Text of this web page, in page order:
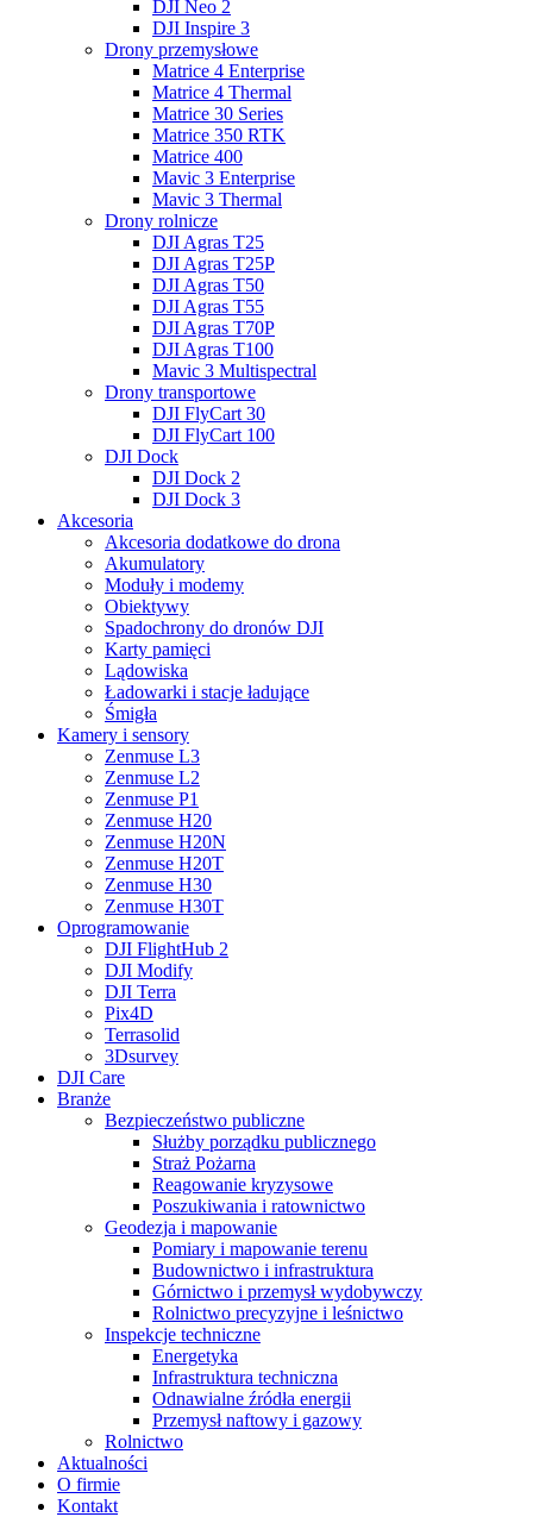
DJI Neo 2
DJI Inspire 3
Drony przemysłowe
Matrice 4 Enterprise
Matrice 4 Thermal
Matrice 30 Series
Matrice 350 RTK
Matrice 400
Mavic 3 Enterprise
Mavic 3 Thermal
Drony rolnicze
DJI Agras T25
DJI Agras T25P
DJI Agras T50
DJI Agras T55
DJI Agras T70P
DJI Agras T100
Mavic 3 Multispectral
Drony transportowe
DJI FlyCart 30
DJI FlyCart 100
DJI Dock
DJI Dock 2
DJI Dock 3
Akcesoria
Akcesoria dodatkowe do drona
Akumulatory
Moduły i modemy
Obiektywy
Spadochrony do dronów DJI
Karty pamięci
Lądowiska
Ładowarki i stacje ładujące
Śmigła
Kamery i sensory
Zenmuse L3
Zenmuse L2
Zenmuse P1
Zenmuse H20
Zenmuse H20N
Zenmuse H20T
Zenmuse H30
Zenmuse H30T
Oprogramowanie
DJI FlightHub 2
DJI Modify
DJI Terra
Pix4D
Terrasolid
3Dsurvey
DJI Care
Branże
Bezpieczeństwo publiczne
Służby porządku publicznego
Straż Pożarna
Reagowanie kryzysowe
Poszukiwania i ratownictwo
Geodezja i mapowanie
Pomiary i mapowanie terenu
Budownictwo i infrastruktura
Górnictwo i przemysł wydobywczy
Rolnictwo precyzyjne i leśnictwo
Inspekcje techniczne
Energetyka
Infrastruktura techniczna
Odnawialne źródła energii
Przemysł naftowy i gazowy
Rolnictwo
Aktualności
O firmie
Kontakt